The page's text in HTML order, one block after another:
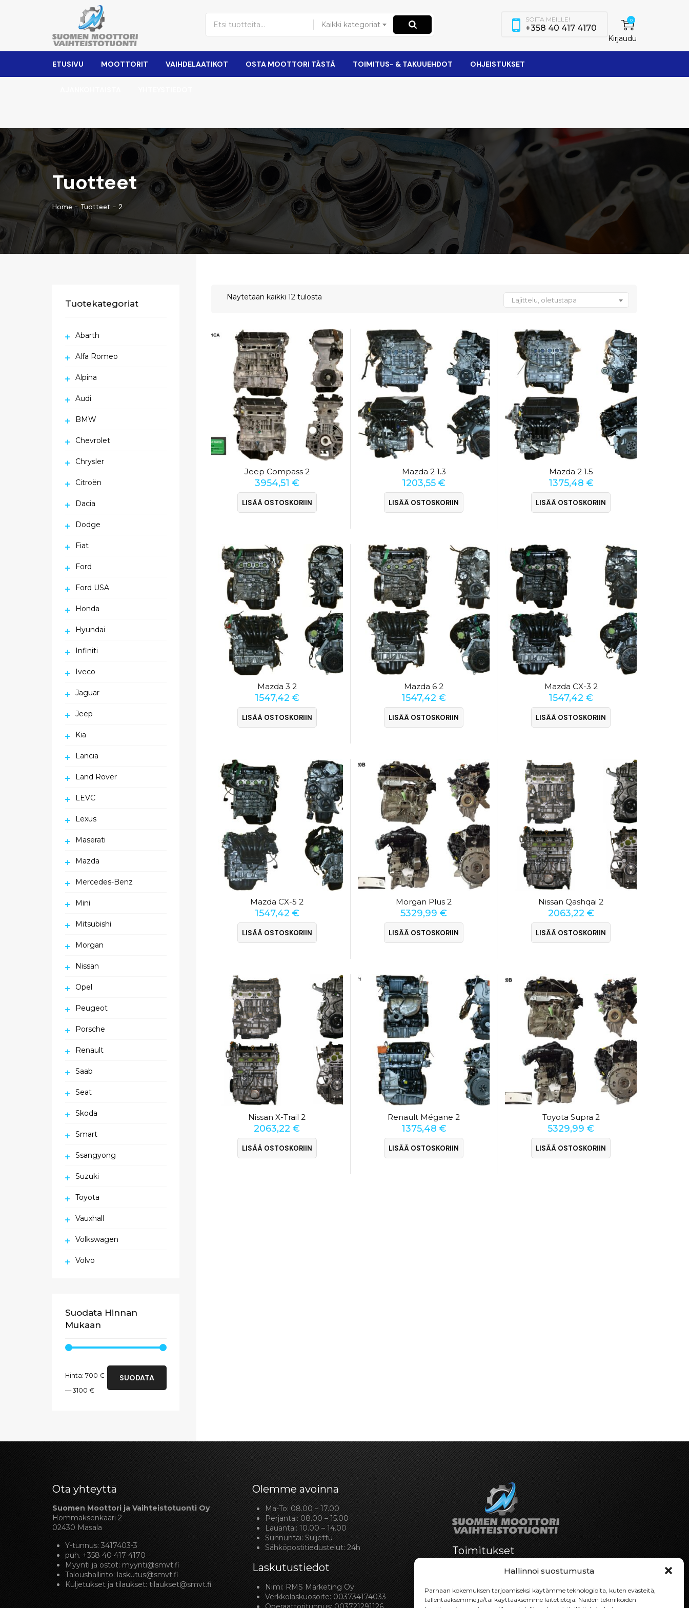
Hallinnoi suostumusta
Parhaan kokemuksen tarjoamiseksi käytämme teknologioita, kuten evästeitä,
tallentaaksemme ja/tai käyttääksemme laitetietoja. Näiden tekniikoiden
Kaikki kategoriat 0
Kirjaudu
SOITA MEILLE!
+358 40 417 4170
ETUSIVU MOOTTORIT VAIHDELAATIKOT OSTA MOOTTORI TÄSTÄ TOIMITUS- & TAKUUEHDOT OHJEISTUKSET
Tuotteet
Home-Tuotteet - 2
Näytetään kaikki 12 tulosta Lajittelu, oletustapa
Jeep Compass 2
3954,51 €
LISÄÄ OSTOSKORIIN
Mazda 2 1.3
1203,55€
LISÄÄ OSTOSKORIIN
Mazda 2 1.5
1375,48 €
LISÄÄ OSTOSKORIIN
Mazda 3 2
1547,42 €
LISÄÄ OSTOSKORIIN
Mazda 6 2
1547,42€
LISÄÄ OSTOSKORIIN
Mazda CX-3 2
1547,42€
LISÄÄ OSTOSKORIIN
Mazda CX-5 2
1547,42 €
LISÄÄ OSTOSKORIIN
Morgan Plus 2
5329,99€
LISÄÄ OSTOSKORIIN
Nissan Qashqai 2
2063,22 €
LISÄÄ OSTOSKORIIN
Nissan X-Trail 2
2063,22€
LISÄÄ OSTOSKORIIN
Renault Mégane 2
1375,48 €
LISÄÄ OSTOSKORIIN
Toyota Supra 2
5329,99€
LISÄÄ OSTOSKORIIN
Tuotekategoriat
Abarth
Alfa Romeo
Alpina
Audi
BMW
Chevrolet
Chrysler
Citroën
Dacia
Dodge
Fiat
Ford
Ford USA
Honda
Hyundai
Infiniti
Iveco
Jaguar
Jeep
Kia
Lancia
Land Rover
LEVC
Lexus
Maserati
Mazda
Mercedes-Benz
Mini
Mitsubishi
Morgan
Nissan
Opel
Peugeot
Porsche
Renault
Saab
Seat
Skoda
Smart
Ssangyong
Suzuki
Toyota
Vauxhall
Volkswagen
Volvo
Suodata Hinnan
Mukaan
Minimihinta
Maksimihinta SUODATA
Hinta: 700 €
—3100 €
Ota yhteyttä
Suomen Moottori ja Vaihteistotuonti Oy
Hommaksenkaari 2
02430 Masala
Y-tunnus: 3417403-3
puh. +358 40 417 4170
Myynti ja ostot: myynti@smvt.fi
Taloushallinto: laskutus@smvt.fi
Kuljetukset ja tilaukset: tilaukset@smvt.fi
Olemme avoinna
Ma-To: 08.00 – 17.00
Perjantai: 08.00 – 15.00
Lauantai: 10.00 – 14.00
Sunnuntai: Suljettu
Sähköpostitiedustelut: 24h
Laskutustiedot
Nimi: RMS Marketing Oy
Verkkolaskuosoite: 003734174033
Toimitukset
Toimitamme osat perille toimitusperiaatteella
haluaa tilaamansa osan toimitettavan.
Toimitusaika on yleensä noin yksi (1) viikko